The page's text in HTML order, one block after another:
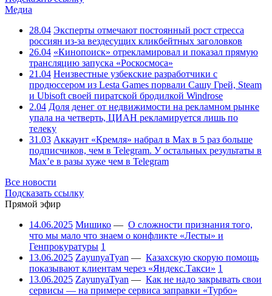
Медиа
28.04 Эксперты отмечают постоянный рост стресса
россиян из-за вездесущих кликбейтных заголовков
26.04 «Кинопоиск» отрекламировал и показал прямую
трансляцию запуска «Роскосмоса»
21.04 Неизвестные узбекские разработчики с
продюссером из Lesta Games порвали Сашу Грей, Steam
и Ubisoft своей пиратской бродилкой Windrose
2.04 Доля денег от недвижимости на рекламном рынке
упала на четверть, ЦИАН рекламируется лишь по
телеку
31.03 Аккаунт «Кремля» набрал в Max в 5 раз больше
подписчиков, чем в Telegram. У остальных результаты в
Max’е в разы хуже чем в Telegram
Все новости
Подсказать ссылку
Прямой эфир
14.06.2025 Мишико — О сложности признания того,
что мы мало что знаем о конфликте «Лесты» и
Генпрокуратуры 1
13.06.2025 ZayunyaTyan — Казахскую скорую помощь
показывают клиентам через «Яндекс.Такси» 1
13.06.2025 ZayunyaTyan — Как не надо закрывать свои
сервисы — на примере сервиса заправки «Турбо»